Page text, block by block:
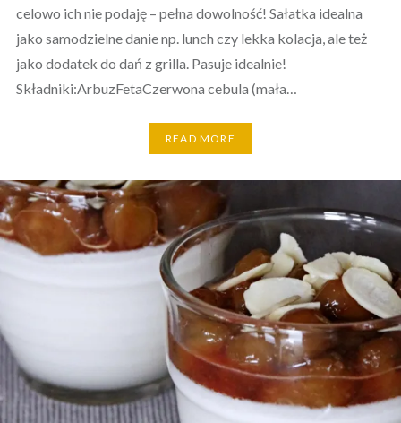
celowo ich nie podaję – pełna dowolność! Sałatka idealna
jako samodzielne danie np. lunch czy lekka kolacja, ale też
jako dodatek do dań z grilla. Pasuje idealnie!
Składniki:ArbuzFetaCzerwona cebula (mała…
READ MORE